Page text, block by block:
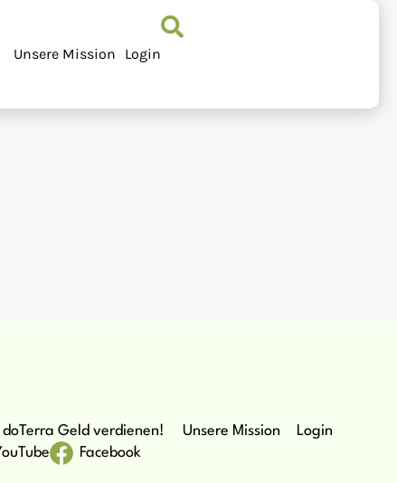
Unsere Mission Login
Geld verdienen! Unsere Mission Login
Facebook